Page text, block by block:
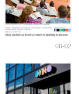
08-02